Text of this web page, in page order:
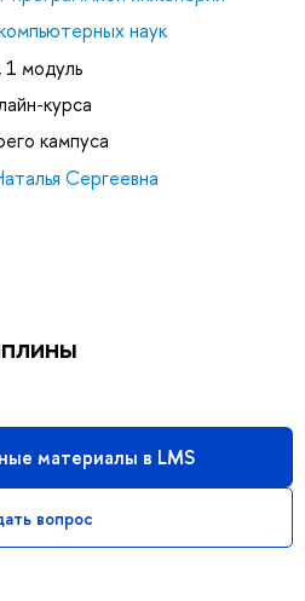
наук
1 модуль
курса
кампуса
Сергеевна
материалы в LMS
вопрос